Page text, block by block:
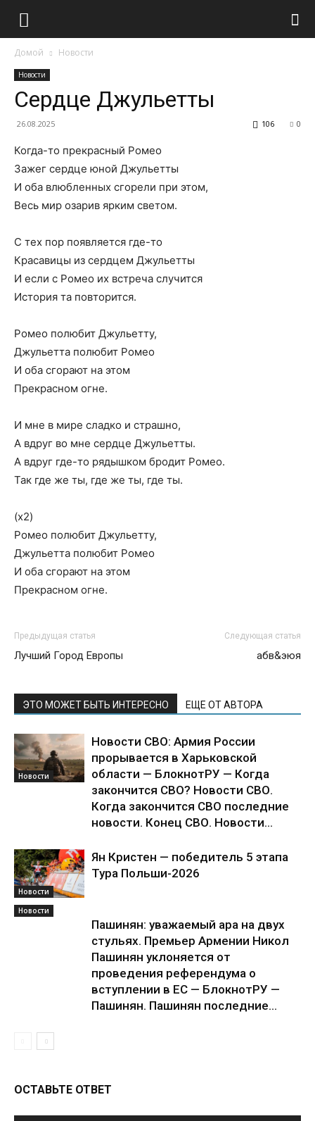
Домой Новости
Новости
Сердце Джульетты
26.08.2025 0
106
Когда-то прекрасный Ромео
Зажег сердце юной Джульетты
И оба влюбленных сгорели при этом,
Весь мир озарив ярким светом.
С тех пор появляется где-то
Красавицы из сердцем Джульетты
И если с Ромео их встреча случится
История та повторится.
Ромео полюбит Джульетту,
Джульетта полюбит Ромео
И оба сгорают на этом
Прекрасном огне.
И мне в мире сладко и страшно,
А вдруг во мне сердце Джульетты.
А вдруг где-то рядышком бродит Ромео.
Так где же ты, где же ты, где ты.
(х2)
Ромео полюбит Джульетту,
Джульетта полюбит Ромео
И оба сгорают на этом
Прекрасном огне.
Предыдущая статья
Лучший Город Европы
Следующая статья
абв&эюя
ЭТО МОЖЕТ БЫТЬ ИНТЕРЕСНО ЕЩЕ ОТ АВТОРА
Новости
Новости СВО: Армия России
прорывается в Харьковской
области — БлокнотРУ — Когда
закончится СВО? Новости СВО.
Когда закончится СВО последние
новости. Конец СВО. Новости...
Новости
Ян Кристен — победитель 5 этапа
Тура Польши-2026
Новости
Пашинян: уважаемый ара на двух
стульях. Премьер Армении Никол
Пашинян уклоняется от
проведения референдума о
вступлении в ЕС — БлокнотРУ —
Пашинян. Пашинян последние...
ОСТАВЬТЕ ОТВЕТ